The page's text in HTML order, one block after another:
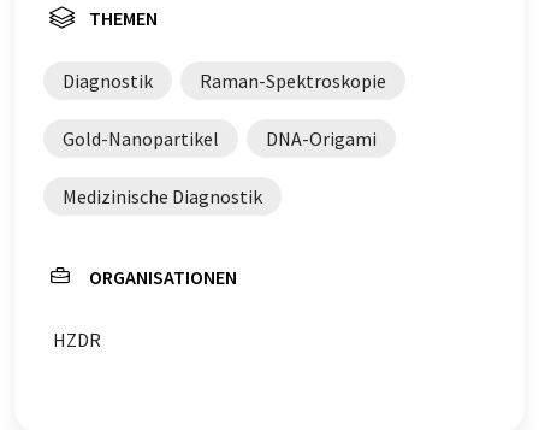
THEMEN
Diagnostik Raman-Spektroskopie
Gold-Nanopartikel DNA-Origami
Medizinische Diagnostik
ORGANISATIONEN
HZDR